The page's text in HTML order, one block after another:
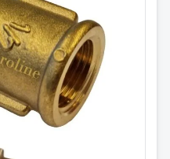
Gass slangekobling